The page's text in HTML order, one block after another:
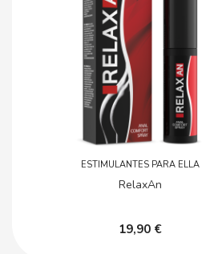
ESTIMULANTES PARA ELLA
RelaxAn
19,90 €